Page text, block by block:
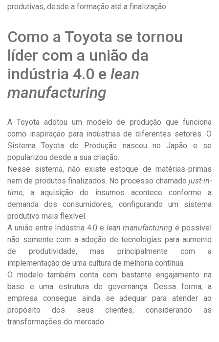
produtivas, desde a formação até a finalização.
Como a Toyota se tornou
líder com a união da
indústria 4.0 e lean
manufacturing
A Toyota adotou um modelo de produção que funciona
como inspiração para indústrias de diferentes setores. O
Sistema Toyota de Produção nasceu no Japão e se
popularizou desde a sua criação.
Nesse sistema, não existe estoque de matérias-primas
nem de produtos finalizados. No processo chamado just-in-
time, a aquisição de insumos acontece conforme a
demanda dos consumidores, configurando um sistema
produtivo mais flexível.
A união entre Indústria 4.0 e lean manufacturing é possível
não somente com a adoção de tecnologias para aumento
de produtividade, mas principalmente com a
implementação de uma cultura de melhoria contínua.
O modelo também conta com bastante engajamento na
base e uma estrutura de governança. Dessa forma, a
empresa consegue ainda se adequar para atender ao
propósito dos seus clientes, considerando as
transformações do mercado.